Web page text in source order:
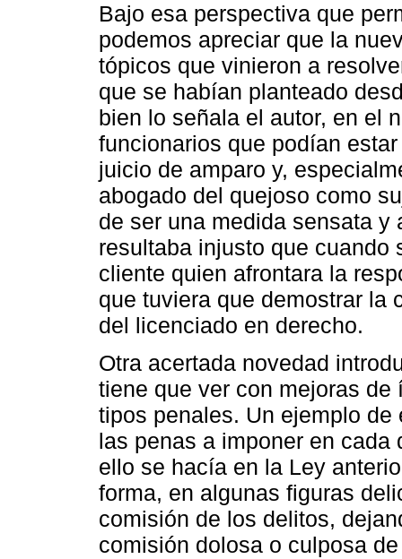
Bajo esa perspectiva que
podemos apreciar que la
tópicos que vinieron a
que se habían planteado
bien lo señala el autor, en el
funcionarios que podían
juicio de amparo y,
abogado del quejoso como
de ser una medida sensata
resultaba injusto que
cliente quien afrontara la
que tuviera que demostrar la
del licenciado en derecho.
Otra acertada novedad
tiene que ver con mejoras
tipos penales. Un ejemplo
las penas a imponer en
ello se hacía en la Ley
forma, en algunas figuras
comisión de los delitos,
comisión dolosa o culposa